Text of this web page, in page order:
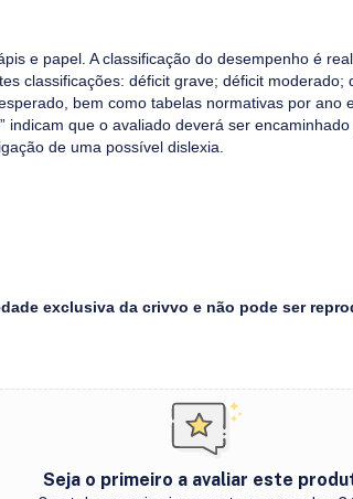
e papel. A classificação do desempenho é
classificações: déficit grave; déficit moderado;
bem como tabelas normativas por ano
indicam que o avaliado deverá ser
de uma possível dislexia.
exclusiva da crivvo e não pode ser
Seja o primeiro a avaliar este